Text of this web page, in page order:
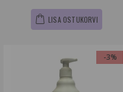
LISA OSTUKORVI
-3%